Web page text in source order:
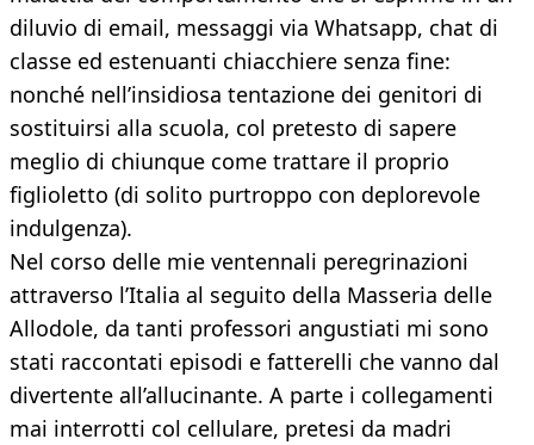
diluvio di email, messaggi via Whatsapp, chat di
classe ed estenuanti chiacchiere senza fine:
nonché nell’insidiosa tentazione dei genitori di
sostituirsi alla scuola, col pretesto di sapere
meglio di chiunque come trattare il proprio
figlioletto (di solito purtroppo con deplorevole
indulgenza).
Nel corso delle mie ventennali peregrinazioni
attraverso l’Italia al seguito della Masseria delle
Allodole, da tanti professori angustiati mi sono
stati raccontati episodi e fatterelli che vanno dal
divertente all’allucinante. A parte i collegamenti
mai interrotti col cellulare, pretesi da madri